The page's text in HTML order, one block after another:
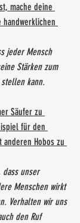
mache deine
jeder Mensch
Stärken zum
kann.
Säufer zu
für den
anderen Hobos zu
dass unser
Menschen wirkt
Verhalten wir uns
den Ruf